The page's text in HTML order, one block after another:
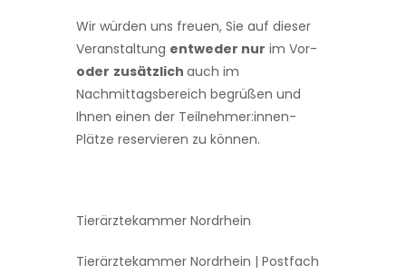
Wir würden uns freuen, Sie auf dieser
Veranstaltung entweder nur im Vor-
oder zusätzlich auch im
Nachmittagsbereich begrüßen und
Ihnen einen der Teilnehmer:innen-
Plätze reservieren zu können.
Tierärztekammer Nordrhein
Tierärztekammer Nordrhein | Postfach